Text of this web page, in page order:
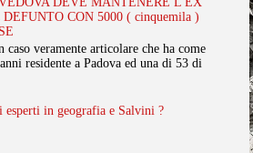
CON 5000 ( cinquemila )
veramente articolare che ha come
residente a Padova ed una di 53 di
esperti in geografia e Salvini ?